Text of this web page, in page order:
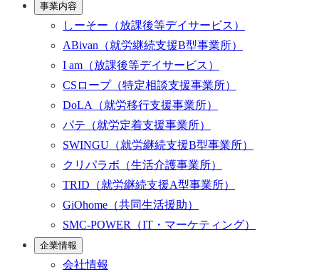
事業内容
しーそー （放課後等デイサービス）
ABivan （就労継続支援B型事業所）
I am （放課後等デイサービス）
CSロープ（特定相談支援事業所）
DoLA
（就労移行支援事業所）
パテ （就労定着支援事業所）
SWINGU （就労継続支援B型事業所）
クリパラボ （生活介護事業所）
TRID （就労継続支援A型事業所）
GiOhome （共同生活援助）
SMC-POWER
（IT・マーケティング）
企業情報
会社情報